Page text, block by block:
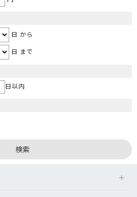
日 から
日 まで
日以内